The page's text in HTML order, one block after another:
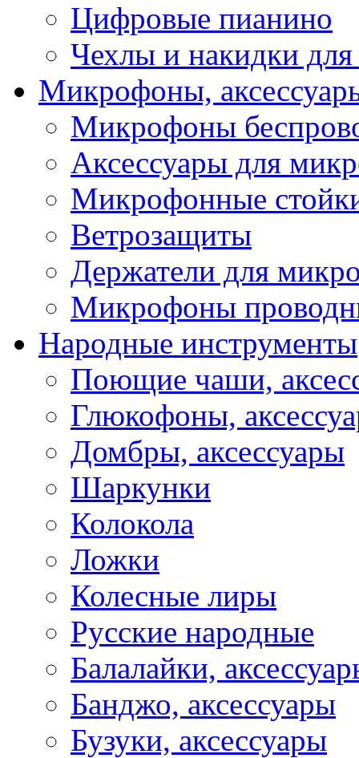
Цифровые пианино
Чехлы и накидки
Микрофоны,
Микрофоны
Аксессуары для
Микрофонные
Ветрозащиты
Держатели для
Микрофоны
Народные инструменты
Поющие чаши,
Глюкофоны,
Домбры, аксессуары
Шаркунки
Колокола
Ложки
Колесные лиры
Русские народные
Балалайки,
Банджо, аксессуары
Бузуки, аксессуары